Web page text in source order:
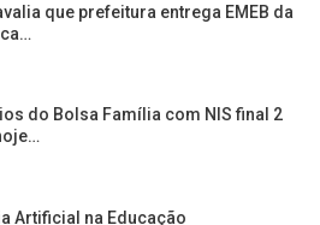
que prefeitura entrega EMEB da
do Bolsa Família com NIS final 2
Artificial na Educação